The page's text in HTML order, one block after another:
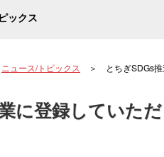
ックス
ニュース/トピックス ＞ とちぎSDGs推
に登録していた